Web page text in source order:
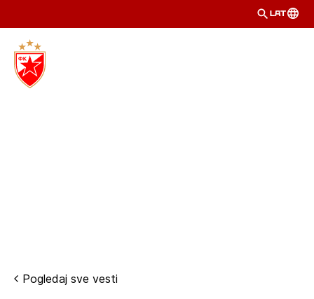
LAT
Pogledaj sve vesti